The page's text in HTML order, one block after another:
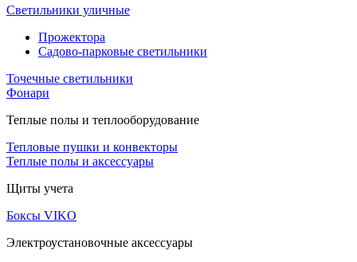
Светильники уличные
Прожектора
Садово-парковые светильники
Точечные светильники
Фонари
Теплые полы и теплооборудование
Тепловые пушки и конвекторы
Теплые полы и аксессуары
Щиты учета
Боксы VIKO
Электроустановочные аксессуары